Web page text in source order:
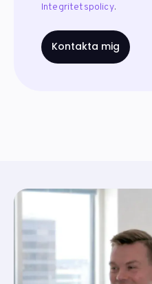
Integritetspolicy.